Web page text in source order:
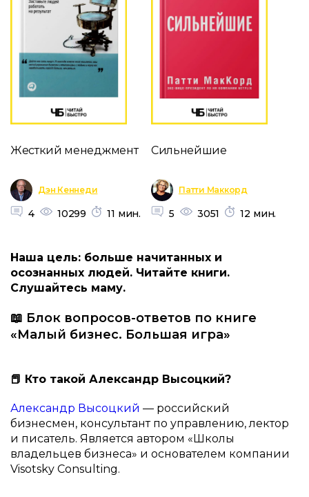
Жесткий менеджмент
Дэн Кеннеди
4 10299 11 мин.
Сильнейшие
Патти Маккорд
5 3051 12 мин.
Наша цель: больше начитанных и
осознанных людей. Читайте книги.
Слушайтесь маму.
📖 Блок вопросов-ответов по книге
«Малый бизнес. Большая игра»
📕 Кто такой Александр Высоцкий?
Александр Высоцкий — российский
бизнесмен, консультант по управлению, лектор
и писатель. Является автором «Школы
владельцев бизнеса» и основателем компании
Visotsky Consulting.